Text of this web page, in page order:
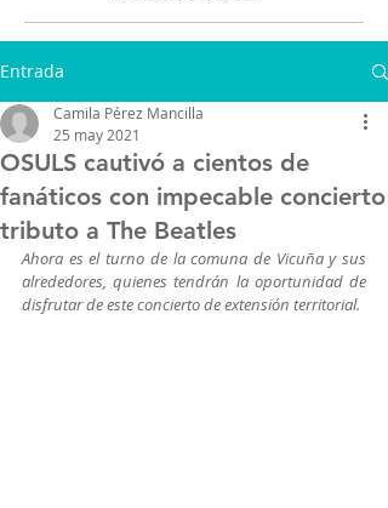
Entrada
OSULS cautivó a cientos de
fanáticos con impecable concierto
tributo a The Beatles
Camila Pérez Mancilla
25 may 2021
Ahora es el turno de la comuna de Vicuña y sus
alrededores, quienes tendrán la oportunidad de
disfrutar de este concierto de extensión territorial.